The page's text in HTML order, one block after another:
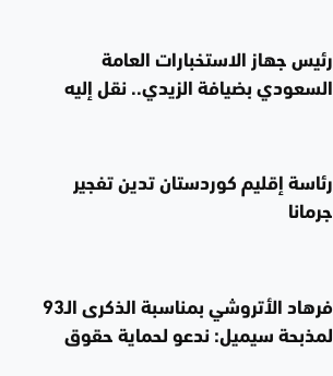
رئيس جهاز الاستخبارات العامة
السعودي بضيافة الزيدي.. نقل إليه
رئاسة إقليم كوردستان تدين تفجير
جرمانا
فرهاد الأتروشي بمناسبة الذكرى الـ93
لمذبحة سيميل: ندعو لحماية حقوق